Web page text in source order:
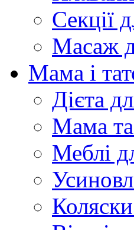
Секції
Масаж
Мама і
Дієта
Мама
Меблі